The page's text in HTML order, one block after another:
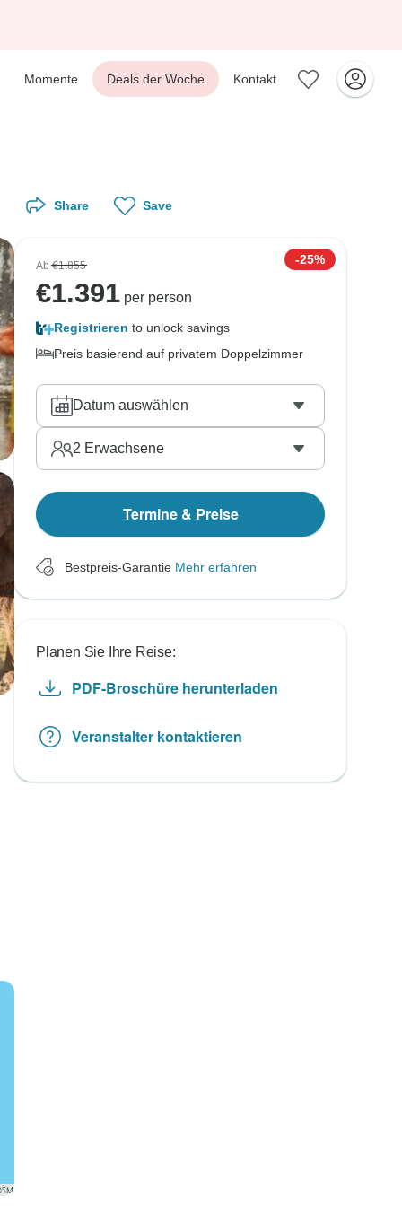
Momente Deals der Woche Kontakt
Share Save
Ab€1.855 -25%
€1.391 per person
Registrieren to unlock savings
Preis basierend auf privatem Doppelzimmer
Datum auswählen
2 Erwachsene
Termine & Preise
Bestpreis-Garantie Mehr erfahren
Planen Sie Ihre Reise:
PDF-Broschüre herunterladen
Veranstalter kontaktieren